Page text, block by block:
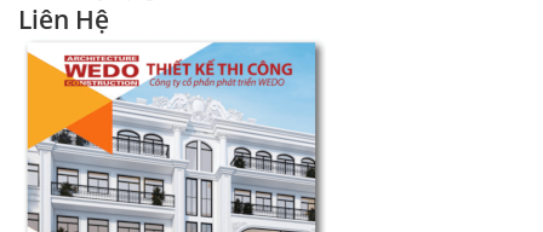
Liên Hệ